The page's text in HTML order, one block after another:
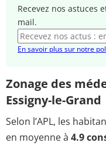
Recevez nos astuces
mail.
En savoir plus sur notre
Zonage des
Essigny-le-Grand
Selon l’APL, les
en moyenne à 4.9